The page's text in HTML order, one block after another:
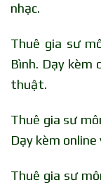
nhạc.
Thuê gia sư
Bình. Dạy kèm
thuật.
Thuê gia sư
Dạy kèm
Thuê gia sư